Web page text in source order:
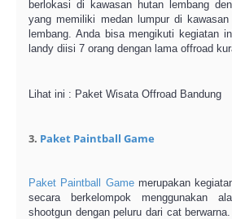
berlokasi di kawasan hutan lembang
yang memiliki medan lumpur di
lembang. Anda bisa mengikuti kegiatan
landy diisi 7 orang dengan lama offroad
Lihat ini : Paket Wisata Offroad Bandung
3. Paket Paintball Game
Paket Paintball Gamemerupakan
secara berkelompok menggunakan
shootgun dengan peluru dari cat